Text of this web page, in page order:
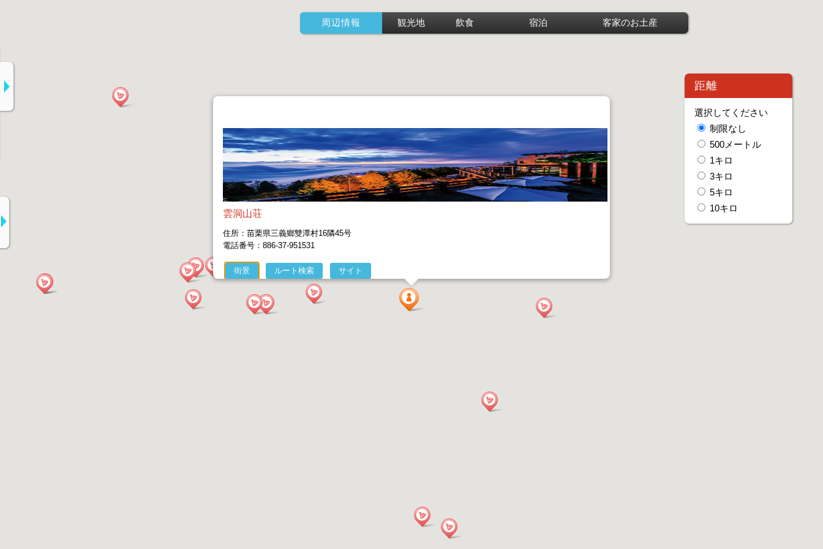
周辺情報 観光地 飲食 宿泊 客家のお土産
距離
選択してください
制限なし
500メートル
1キロ
3キロ
5キロ
10キロ
雲洞山荘
住所：苗栗県三義鄉雙潭村16隣45号
電話番号：886-37-951531
街景 ルート検索 サイト